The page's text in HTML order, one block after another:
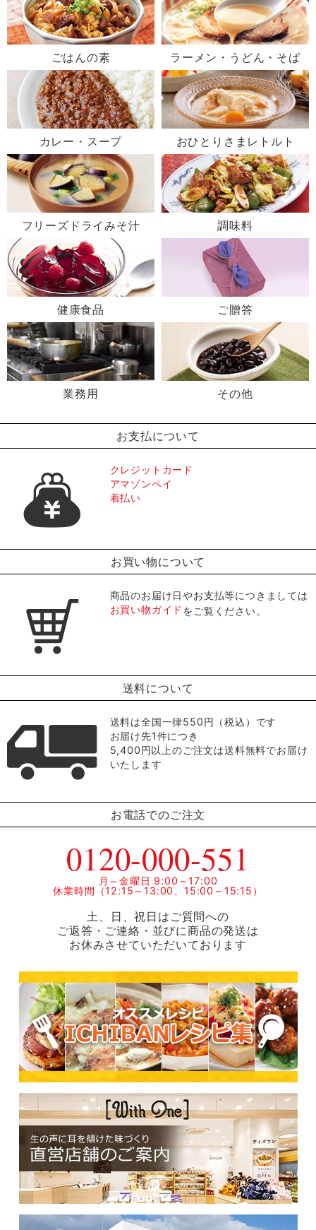
ごはんの素 ラーメン・うどん・そば
カレー・スープ おひとりさまレトルト
フリーズドライみそ汁 調味料
健康食品 ご贈答
業務用 その他
お支払について
クレジットカード
アマゾンペイ
着払い
お買い物について
商品のお届け日やお支払等につきましては
お買い物ガイド をご覧ください。
送料について
送料は全国一律550円（税込）です
お届け先1件につき
5,400円以上のご注文は送料無料でお届け
いたします
お電話でのご注文
0120-000-551
月～金曜日 9:00～17:00
休業時間（12:15～13:00、15:00～15:15）
土、日、祝日はご質問への
ご返答・ご連絡・並びに商品の発送は
お休みさせていただいております